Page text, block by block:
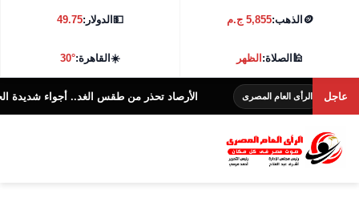
🪙 الذهب:5,855 ج.م 💵الدولار:49.75
🕌الصلاة:الظهر ☀️القاهرة:30°
عاجلالعام المصرى الأرصاد تحذر من طقس الغد.. أجواء شديدة الحرارة و38 درجة بالقاهرة